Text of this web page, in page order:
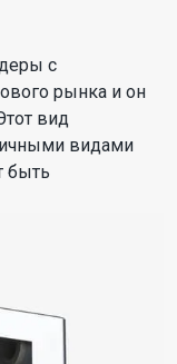
с
рынка и он
вид
видами
быть